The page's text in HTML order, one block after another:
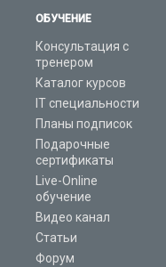
ОБУЧЕНИЕ
Консультация с
тренером
Каталог курсов
IT специальности
Планы подписок
Подарочные
сертификаты
Live-Online
обучение
Видео канал
Статьи
Форум